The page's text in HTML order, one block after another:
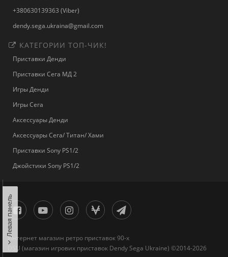
+380630139363 (Viber)
dendy.sega.ukraina@gmail.com
КАТЕГОРИИ ТОП-ЧИК!
Приставки Денди
Приставки Сега МД 2
Игры Денди
Игры Сега
Аксессуары Денди
Аксессуары Сега/ Титан/ Хами
Приставки Sony PS1/2
Джойстики Sony PS1/2
Интернет магазин ретро приставок 90-х
DSU (магазин игрових приставок Dendy Sega Ukraine) ©2014-2026
Левая панель